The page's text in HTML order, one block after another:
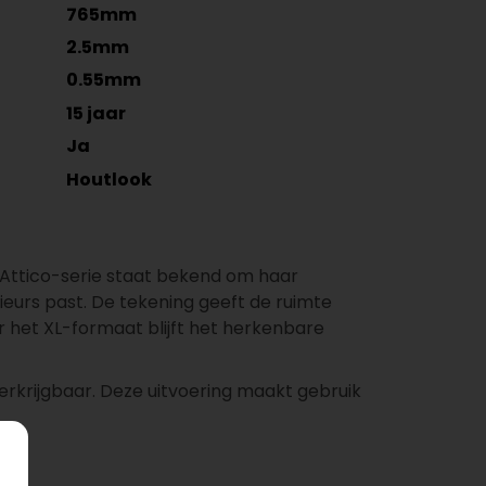
765mm
2.5mm
0.55mm
15 jaar
Ja
Houtlook
serie staat bekend om haar
past. De tekening geeft de ruimte
het XL-formaat blijft het herkenbare
Deze uitvoering maakt gebruik